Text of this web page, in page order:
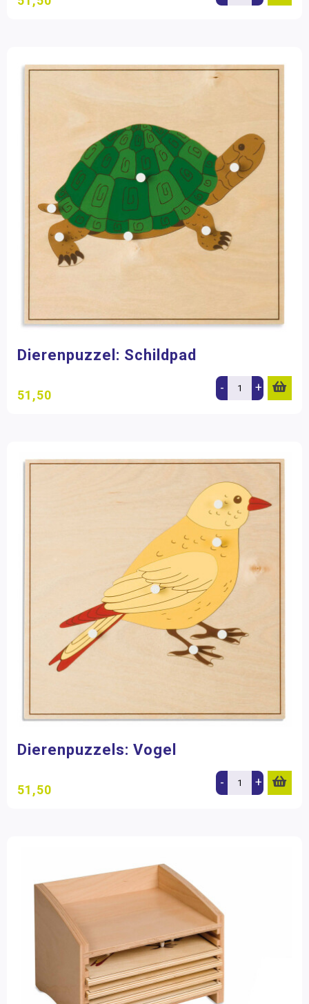
Dierenpuzzel: Schildpad
51,50 - +
Dierenpuzzels: Vogel
51,50 - +